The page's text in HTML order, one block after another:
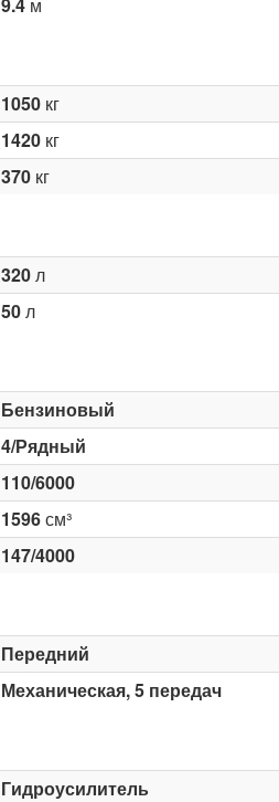
1050кг
1420кг
370кг
320л
50л
Бензиновый
4/Рядный
110/6000
1596см³
147/4000
Передний
Механическая, 5 передач
Гидроусилитель